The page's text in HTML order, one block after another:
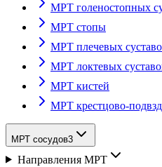
МРТ голеностопных
МРТ стопы
МРТ плечевых
МРТ локтевых
МРТ кистей
МРТ крестцово-
МРТ сосудов3
Направления МРТ